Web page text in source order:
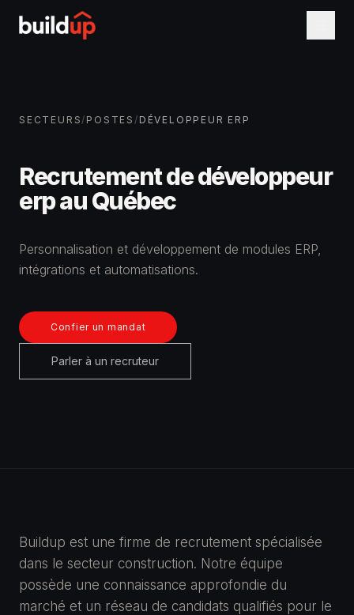
SECTEURS/ POSTES/ DÉVELOPPEUR ERP
Recrutement de développeur
erp au Québec
Personnalisation et développement de modules ERP,
intégrations et automatisations.
Confier un mandat
Parler à un recruteur
Buildup est une firme de recrutement spécialisée
dans le secteur construction. Notre équipe
possède une connaissance approfondie du
marché et un réseau de candidats qualifiés pour le